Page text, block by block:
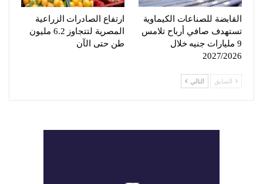
القابضة للصناعات الكيماوية
تستهدف صافي أرباح تلامس
9 مليارات جنيه خلال
2027/2026
ارتفاع الصادرات الزراعية
المصرية لتتجاوز 6.2 مليون
طن حتى الآن
السابق التالي